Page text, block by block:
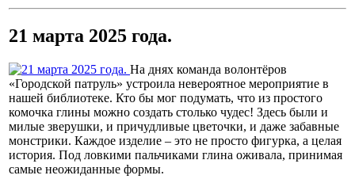
21 марта 2025 года.
На днях команда волонтёров
«Городской патруль» устроила невероятное мероприятие в
нашей библиотеке. Кто бы мог подумать, что из простого
комочка глины можно создать столько чудес! Здесь были и
милые зверушки, и причудливые цветочки, и даже забавные
монстрики. Каждое изделие – это не просто фигурка, а целая
история. Под ловкими пальчиками глина оживала, принимая
самые неожиданные формы.